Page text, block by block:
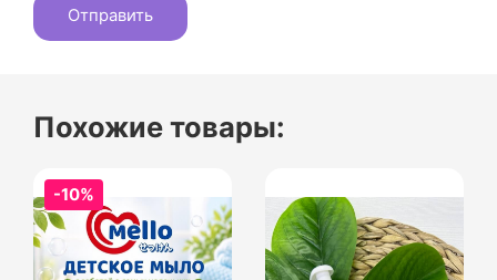
Похожие товары:
-10%